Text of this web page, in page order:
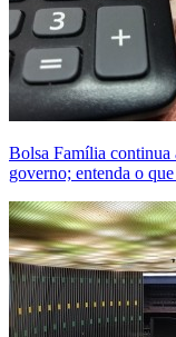
Bolsa Família continua
governo; entenda o